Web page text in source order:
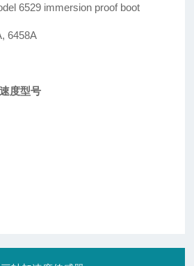
6529 immersion proof boot
6458A
度型号